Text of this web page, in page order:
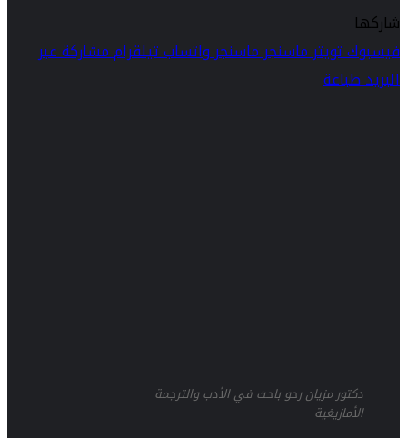
شاركها
فيسبوكتويترماسنجرماسنجرواتسابتيلقراممشاركة عبر
البريدطباعة
دكتور مزيان رحو باحث في الأدب والترجمة
الأمازيغية